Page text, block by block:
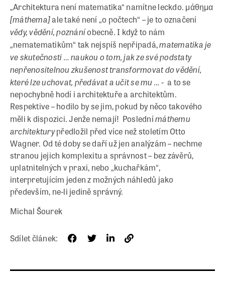
„Architektura není matematika“ namítne leckdo. μάθημα
[máthema]ale také není „o počtech“ – je to označení
vědy, vědění, poznáníobecně. I když to nám
„nematematikům“ tak nejspíš nepřipadá,matematika je
ve skutečnosti … naukou o tom, jak ze své podstaty
nepřenositelnou zkušenost transformovat do vědění,
které lze uchovat, předávat a učit se mu … -a to se
nepochybně hodí i architektuře a architektům.
Respektive – hodilo by se jim, pokud by něco takového
měli k dispozici. Jenže nemají! Poslednímáthemu
architekturypředložil před více než stoletím Otto
Wagner. Od té doby se daří už jen analýzám – nechme
stranou jejich komplexitu a správnost – bez závěrů,
uplatnitelných v praxi, nebo „kuchařkám“,
interpretujícím jeden z možných náhledů jako
především, ne-li jedině správný.
Michal Šourek
Sdílet článek: